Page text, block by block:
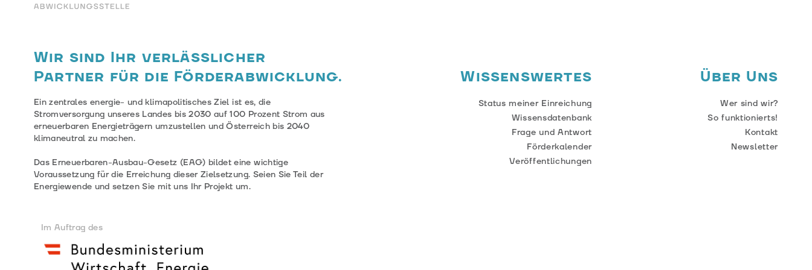
Wir sind Ihr verlässlicher
Partner für die Förderabwicklung.
Wissenswertes Über Uns
Ein zentrales energie- und klimapolitisches Ziel ist es, die
Stromversorgung unseres Landes bis 2030 auf 100 Prozent Strom aus
erneuerbaren Energieträgern umzustellen und Österreich bis 2040
klimaneutral zu machen.
Das Erneuerbaren-Ausbau-Gesetz (EAG) bildet eine wichtige
Voraussetzung für die Erreichung dieser Zielsetzung. Seien Sie Teil der
Energiewende und setzen Sie mit uns Ihr Projekt um.
Im Auftrag des
Status meiner Einreichung
Wissensdatenbank
Frage und Antwort
Förderkalender
Veröffentlichungen
Wer sind wir?
So funktionierts!
Kontakt
Newsletter